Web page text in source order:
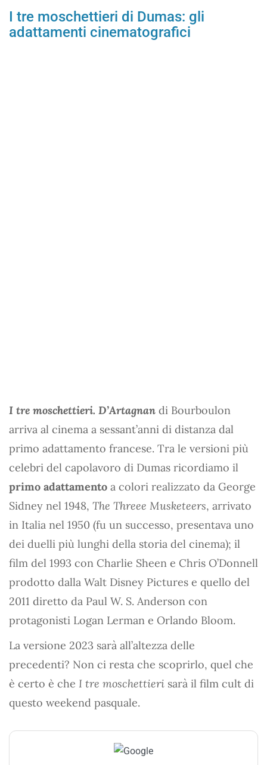
I tre moschettieri di Dumas: gli
adattamenti cinematografici
I tre moschettieri. D’Artagnan di Bourboulon
arriva al cinema a sessant’anni di distanza dal
primo adattamento francese. Tra le versioni più
celebri del capolavoro di Dumas ricordiamo il
primo adattamento a colori realizzato da George
Sidney nel 1948, The Threee Musketeers, arrivato
in Italia nel 1950 (fu un successo, presentava uno
dei duelli più lunghi della storia del cinema); il
film del 1993 con Charlie Sheen e Chris O’Donnell
prodotto dalla Walt Disney Pictures e quello del
2011 diretto da Paul W. S. Anderson con
protagonisti Logan Lerman e Orlando Bloom.
La versione 2023 sarà all’altezza delle
precedenti? Non ci resta che scoprirlo, quel che
è certo è che I tre moschettieri sarà il film cult di
questo weekend pasquale.